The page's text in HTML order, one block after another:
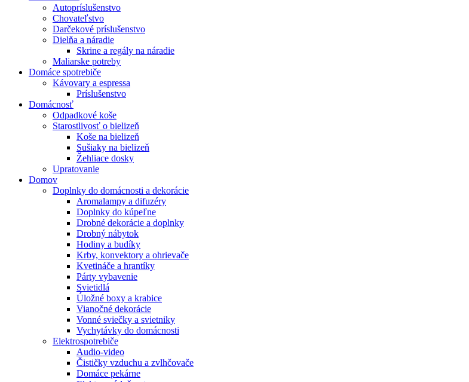
Autopríslušenstvo
Chovateľstvo
Darčekové príslušenstvo
Dielňa a náradie
Skrine a regály na náradie
Maliarske potreby
Domáce spotrebiče
Kávovary a espressa
Príslušenstvo
Domácnosť
Odpadkové koše
Starostlivosť o bielizeň
Koše na bielizeň
Sušiaky na bielizeň
Žehliace dosky
Upratovanie
Domov
Doplnky do domácnosti a dekorácie
Aromalampy a difuzéry
Doplnky do kúpeľne
Drobné dekorácie a doplnky
Drobný nábytok
Hodiny a budíky
Krby, konvektory a ohrievače
Kvetináče a hrantíky
Párty vybavenie
Svietidlá
Úložné boxy a krabice
Vianočné dekorácie
Vonné sviečky a svietniky
Vychytávky do domácnosti
Elektrospotrebiče
Audio-video
Čističky vzduchu a zvlhčovače
Domáce pekárne